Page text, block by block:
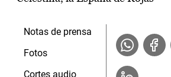
Notas de prensa
Fotos
Cortes audio